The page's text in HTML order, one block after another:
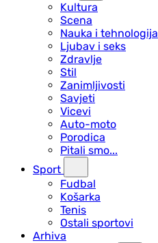
Kultura
Scena
Nauka i tehnologija
Ljubav i seks
Zdravlje
Stil
Zanimljivosti
Savjeti
Vicevi
Auto-moto
Porodica
Pitali smo...
Sport
Fudbal
Košarka
Tenis
Ostali sportovi
Arhiva